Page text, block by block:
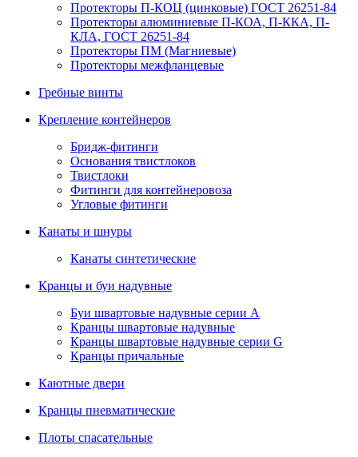
Протекторы П-КОЦ (цинковые) ГОСТ 26251-84
Протекторы алюминиевые П-КОА, П-ККА, П-
КЛА, ГОСТ 26251-84
Протекторы ПМ (Магниевые)
Протекторы межфланцевые
Гребные винты
Крепление контейнеров
Бридж-фитинги
Основания твистлоков
Твистлоки
Фитинги для контейнеровоза
Угловые фитинги
Канаты и шнуры
Канаты синтетические
Кранцы и буи надувные
Буи швартовые надувные серии А
Кранцы швартовые надувные
Кранцы швартовые надувные серии G
Кранцы причальные
Каютные двери
Кранцы пневматические
Плоты спасательные